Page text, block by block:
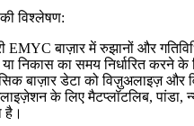
विश्लेषण:
EMYC बाज़ार में रुझानों और
निकास का समय निर्धारित करने
बाज़ार डेटा को विज़ुअलाइज़
के लिए मैटप्लॉटलिब, पांडा,
है।